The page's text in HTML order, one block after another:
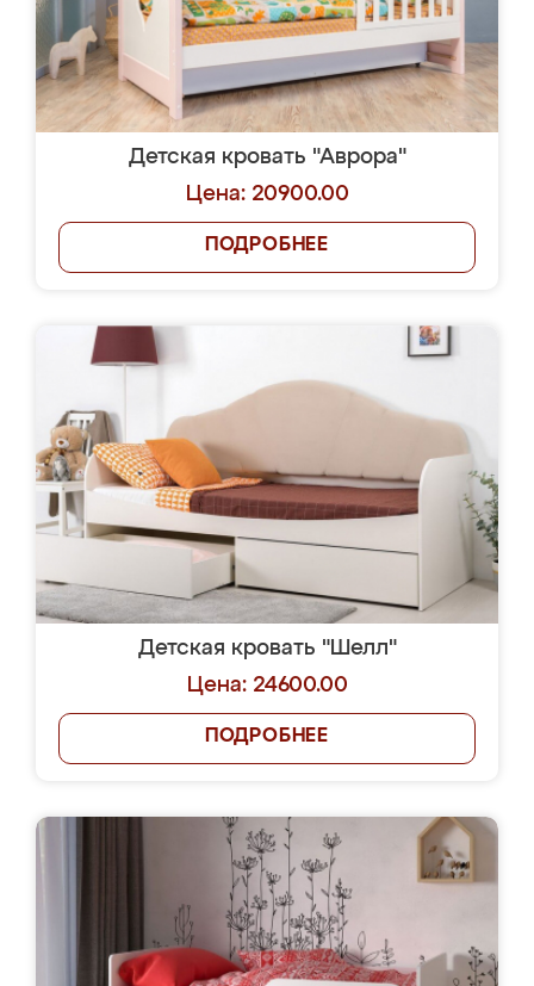
Детская кровать "Аврора"
Цена: 20900.00
ПОДРОБНЕЕ
Детская кровать "Шелл"
Цена: 24600.00
ПОДРОБНЕЕ